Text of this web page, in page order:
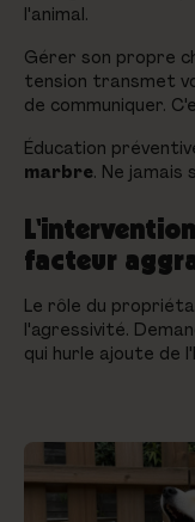
l'animal.
Gérer son propre
tension transmet
de communiquer.
Éducation
marbre. Ne jamais
facteur
Le rôle du
l'agressivité.
qui hurle ajoute de